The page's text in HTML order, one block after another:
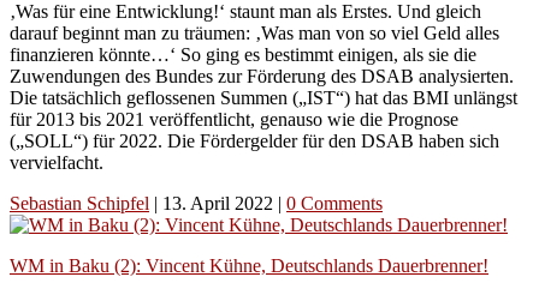
‚Was für eine Entwicklung!‘ staunt man als Erstes. Und gleich
darauf beginnt man zu träumen: ‚Was man von so viel Geld alles
finanzieren könnte…‘ So ging es bestimmt einigen, als sie die
Zuwendungen des Bundes zur Förderung des DSAB analysierten.
Die tatsächlich geflossenen Summen („IST“) hat das BMI unlängst
für 2013 bis 2021 veröffentlicht, genauso wie die Prognose
(„SOLL“) für 2022. Die Fördergelder für den DSAB haben sich
vervielfacht.
Sebastian Schipfel | 13. April 2022 | 0 Comments
WM in Baku (2): Vincent Kühne, Deutschlands Dauerbrenner!